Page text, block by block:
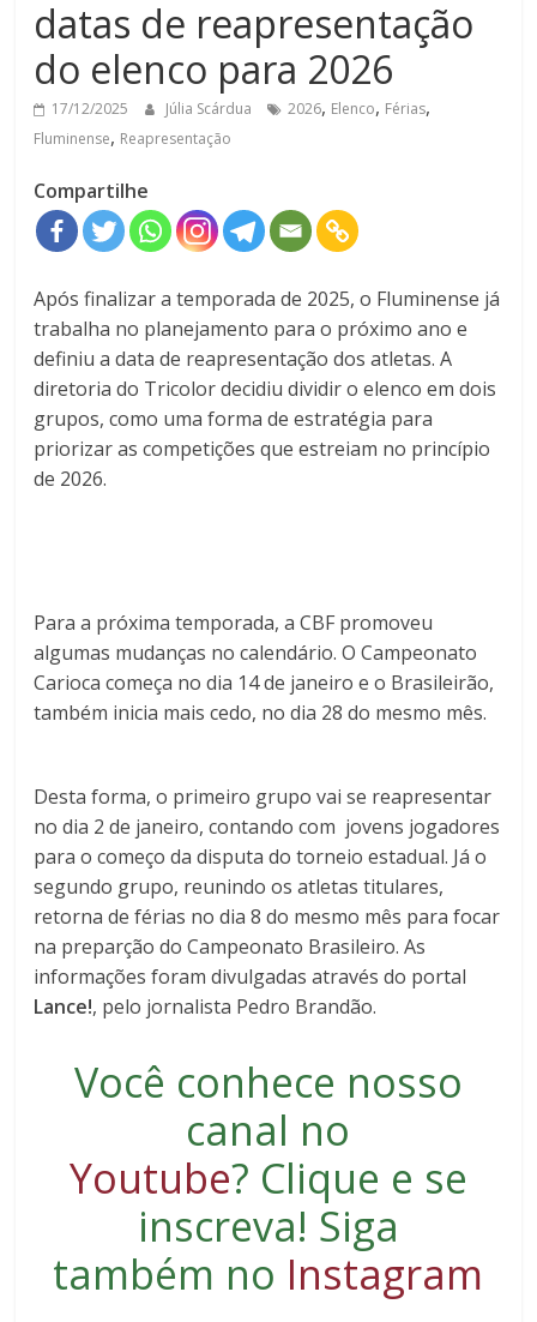
datas de reapresentação
do elenco para 2026
17/12/2025 Júlia Scárdua 2026, Elenco, Férias,
Fluminense, Reapresentação
Compartilhe
Após finalizar a temporada de 2025, o Fluminense já
trabalha no planejamento para o próximo ano e
definiu a data de reapresentação dos atletas. A
diretoria do Tricolor decidiu dividir o elenco em dois
grupos, como uma forma de estratégia para
priorizar as competições que estreiam no princípio
de 2026.
Para a próxima temporada, a CBF promoveu
algumas mudanças no calendário. O Campeonato
Carioca começa no dia 14 de janeiro e o Brasileirão,
também inicia mais cedo, no dia 28 do mesmo mês.
Desta forma, o primeiro grupo vai se reapresentar
no dia 2 de janeiro, contando com jovens jogadores
para o começo da disputa do torneio estadual. Já o
segundo grupo, reunindo os atletas titulares,
retorna de férias no dia 8 do mesmo mês para focar
na preparção do Campeonato Brasileiro. As
informações foram divulgadas através do portal
Lance!, pelo jornalista Pedro Brandão.
Você conhece nosso
canal no
Youtube? Clique e se
inscreva! Siga
também no Instagram